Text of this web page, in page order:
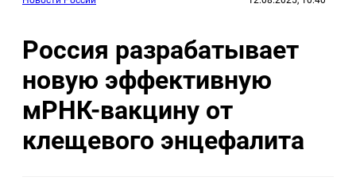
Россия разрабатывает
новую эффективную
мРНК-вакцину от
клещевого энцефалита